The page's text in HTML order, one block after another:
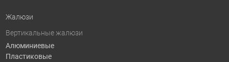
Жалюзи
Вертикальные жалюзи
Алюминиевые
Пластиковые